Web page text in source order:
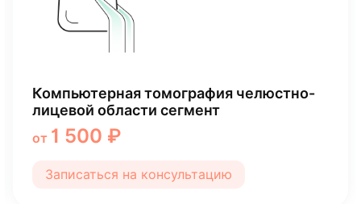
Имплантация Osstem (Южная Корея)
39 990 ₽
Записаться на консультацию